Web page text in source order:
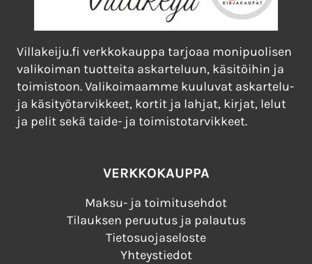
Villakeiju.fi verkkokauppa tarjoaa monipuolisen
valikoiman tuotteita askarteluun, käsitöihin ja
toimistoon. Valikoimaamme kuuluvat askartelu-
ja käsityötarvikkeet, kortit ja lahjat, kirjat, lelut
ja pelit sekä taide- ja toimistotarvikkeet.
VERKKOKAUPPA
Maksu- ja toimitusehdot
Tilauksen peruutus ja palautus
Tietosuojaseloste
Yhteystiedot